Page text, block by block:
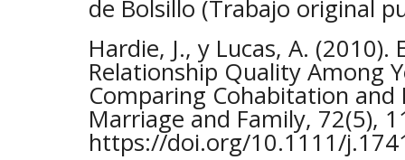
de Bolsillo (Trabajo original
Hardie, J., y Lucas, A.
Relationship Quality Among
Comparing Cohabitation
Marriage and Family, 72(5),
https://doi.org/10.1111/